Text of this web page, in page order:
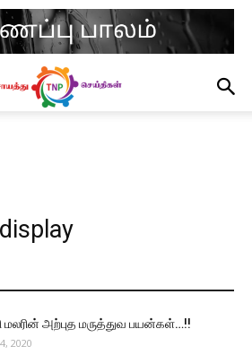
மலரின் அற்புத மருத்துவ பயன்கள்…!!
2020